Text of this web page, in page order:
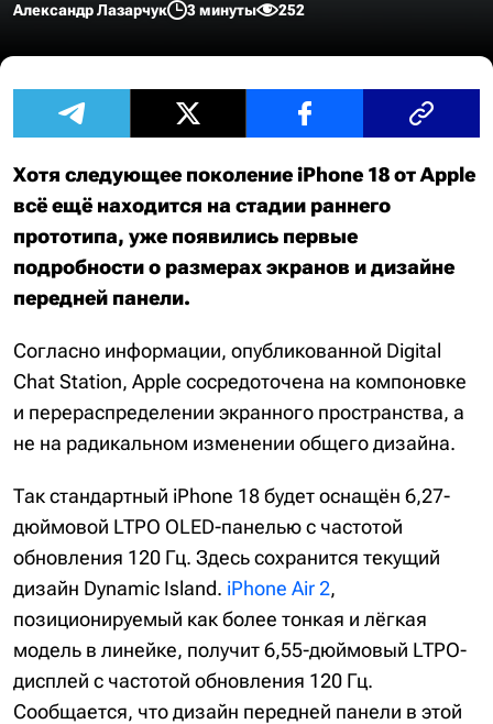
Александр Лазарчук 3 минуты 252
Хотя следующее поколение iPhone 18 от Apple
всё ещё находится на стадии раннего
прототипа, уже появились первые
подробности о размерах экранов и дизайне
передней панели.
Согласно информации, опубликованной Digital
Chat Station, Apple сосредоточена на компоновке
и перераспределении экранного пространства, а
не на радикальном изменении общего дизайна.
Так стандартный iPhone 18 будет оснащён 6,27-
дюймовой LTPO OLED-панелью с частотой
обновления 120 Гц. Здесь сохранится текущий
дизайн Dynamic Island. iPhone Air 2,
позиционируемый как более тонкая и лёгкая
модель в линейке, получит 6,55-дюймовый LTPO-
дисплей с частотой обновления 120 Гц.
Сообщается, что дизайн передней панели в этой